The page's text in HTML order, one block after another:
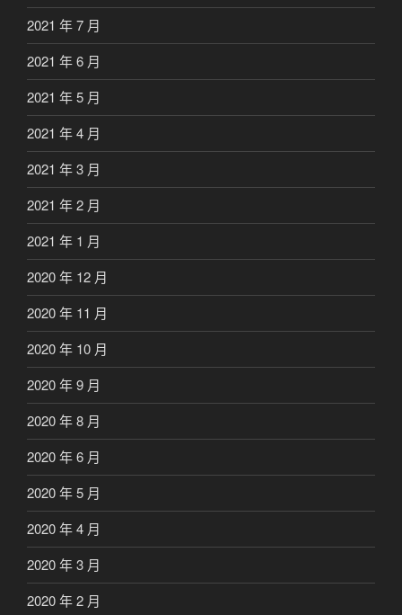
2021 年 7 月
2021 年 6 月
2021 年 5 月
2021 年 4 月
2021 年 3 月
2021 年 2 月
2021 年 1 月
2020 年 12 月
2020 年 11 月
2020 年 10 月
2020 年 9 月
2020 年 8 月
2020 年 6 月
2020 年 5 月
2020 年 4 月
2020 年 3 月
2020 年 2 月